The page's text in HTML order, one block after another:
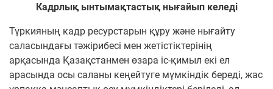
Кадрлық ынтымақтастық нығайып келеді
Түркияның кадр ресурстарын құру және нығайту
саласындағы тәжірибесі мен жетістіктерінің
арқасында Қазақстанмен өзара іс-қимыл екі ел
арасында осы саланы кеңейтуге мүмкіндік береді, жас